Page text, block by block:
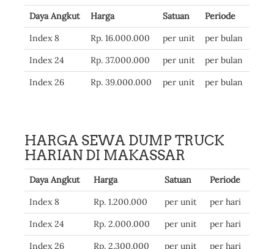
Daya Angkut Harga Satuan
Periode
Index 8
Rp. 16.000.000 per unit
per bulan
Index 24
Rp. 37.000.000 per unit
per bulan
Index 26
Rp. 39.000.000 per unit per bulan
HARGA SEWA DUMP TRUCK
HARIAN DI MAKASSAR
Daya Angkut Harga Satuan
Periode
Index 8
Rp. 1.200.000 per unit
per hari
Index 24
Rp. 2.000.000 per unit
per hari
Index 26
Rp. 2.300.000 per unit per hari